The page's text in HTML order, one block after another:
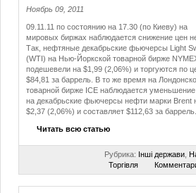
Ноябрь 09, 2011
09.11.11 по состоянию на 17.30 (по Киеву) на
мировых биржах наблюдается снижение цен
Так, нефтяные декабрьские фьючерсы Light
(WTI) на Нью-Йоркской товарной бирже
подешевели на $1,99 (2,06%) и торгуются по
$84,81 за баррель. В то же время на
товарной бирже ICE наблюдается
на декабрьские фьючерсы нефти марки Brent
$2,37 (2,06%) и составляет $112,63 за баррель.
Читать всю статью
Рубрика: Інші держави
Торгівля